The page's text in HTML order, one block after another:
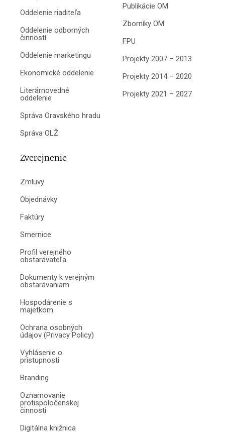
Oddelenie riaditeľa
Oddelenie odborných
činností
Oddelenie marketingu
Ekonomické oddelenie
Literárnovedné
oddelenie
Správa Oravského hradu
Správa OLŽ
Publikácie OM
Zborníky OM
FPU
Projekty 2007 – 2013
Projekty 2014 – 2020
Projekty 2021 – 2027
Zverejnenie
Zmluvy
Objednávky
Faktúry
Smernice
Profil verejného
obstarávateľa
Dokumenty k verejným
obstarávaniam
Hospodárenie s
majetkom
Ochrana osobných
údajov (Privacy Policy)
Vyhlásenie o
prístupnosti
Branding
Oznamovanie
protispoločenskej
činnosti
Digitálna knižnica